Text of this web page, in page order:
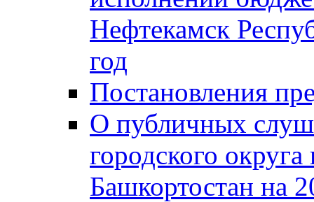
Нефтекамск
год
Постановления
О публичных
городского
Башкортостан на